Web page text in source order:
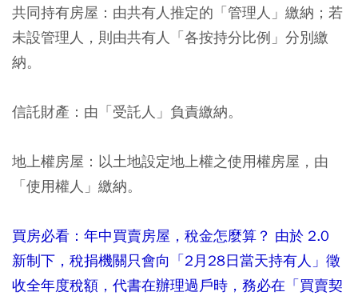
共同持有房屋： 由共有人推定的「管理人」繳納；若
未設管理人，則由共有人「各按持分比例」分別繳
納。
信託財產： 由「受託人」負責繳納。
地上權房屋： 以土地設定地上權之使用權房屋，由
「使用權人」繳納。
買房必看：年中買賣房屋，稅金怎麼算？ 由於 2.0
新制下，稅捐機關只會向「2月28日當天持有人」徵
收全年度稅額，代書在辦理過戶時，務必在「買賣契